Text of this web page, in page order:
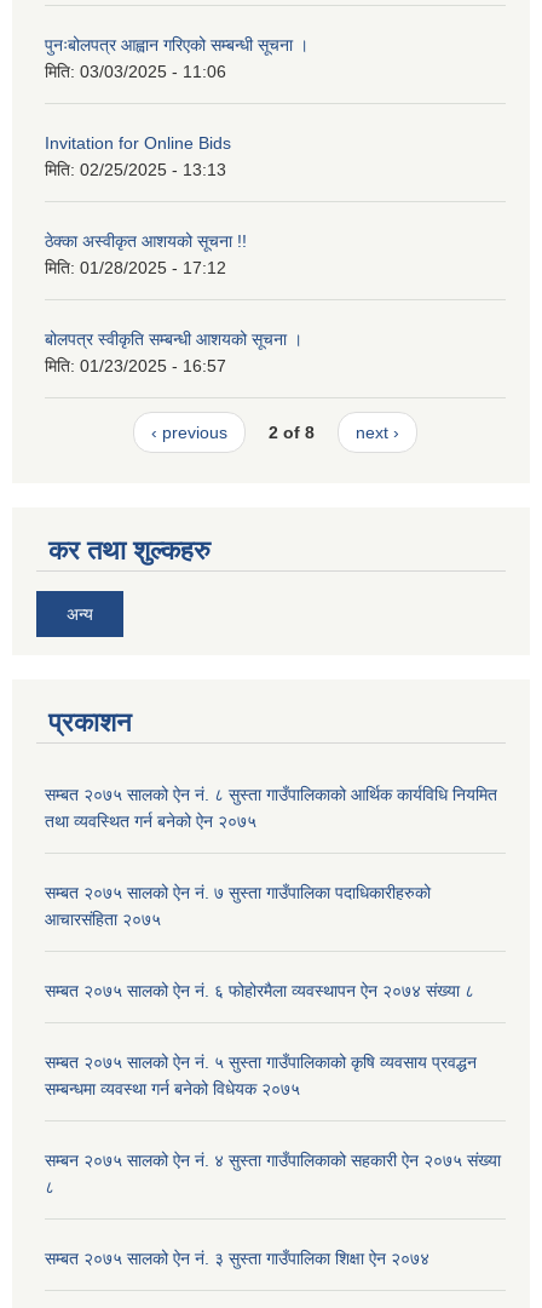
पुनःबोलपत्र आह्वान गरिएको सम्बन्धी सूचना ।
मिति: 03/03/2025 - 11:06
Invitation for Online Bids
मिति: 02/25/2025 - 13:13
ठेक्का अस्वीकृत आशयको सूचना !!
मिति: 01/28/2025 - 17:12
बोलपत्र स्वीकृति सम्बन्धी आशयको सूचना ।
मिति: 01/23/2025 - 16:57
‹ previous 2 of 8 next ›
कर तथा शुल्कहरु
अन्य
प्रकाशन
सम्बत २०७५ सालको ऐन नं. ८ सुस्ता गाउँपालिकाको आर्थिक कार्यविधि नियमित
तथा व्यवस्थित गर्न बनेको ऐन २०७५
सम्बत २०७५ सालको ऐन नं. ७ सुस्ता गाउँपालिका पदाधिकारीहरुको
आचारसंहिता २०७५
सम्बत २०७५ सालको ऐन नं. ६ फोहोरमैला व्यवस्थापन ऐन २०७४ संख्या ८
सम्बत २०७५ सालको ऐन नं. ५ सुस्ता गाउँपालिकाको कृषि व्यवसाय प्रवद्धन
सम्बन्धमा व्यवस्था गर्न बनेको विधेयक २०७५
सम्बन २०७५ सालको ऐन नं. ४ सुस्ता गाउँपालिकाको सहकारी ऐन २०७५ संख्या
८
सम्बत २०७५ सालको ऐन नं. ३ सुस्ता गाउँपालिका शिक्षा ऐन २०७४